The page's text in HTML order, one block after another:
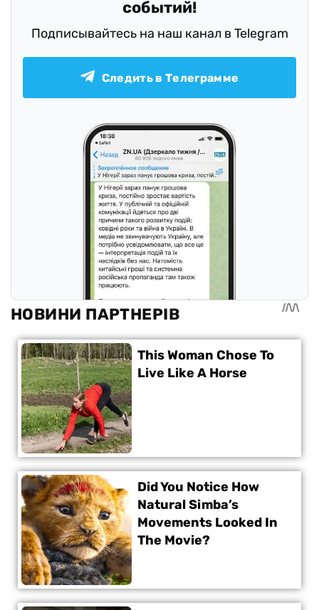
событий!
Подписывайтесь на наш канал в Telegram
Следить в Телеграмме